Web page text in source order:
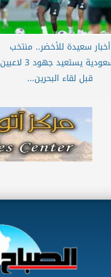
أخبار سعيدة للأخضر.. منتخب
السعودية يستعيد جهود 3 لاعبين
قبل لقاء البحرين...